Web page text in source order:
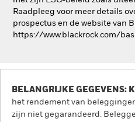
Raadpleeg voor meer details
prospectus en de website van
https://www.blackrock.com/
BELANGRIJKE GEGEVENS:
het rendement van
zijn niet gegarandeerd.